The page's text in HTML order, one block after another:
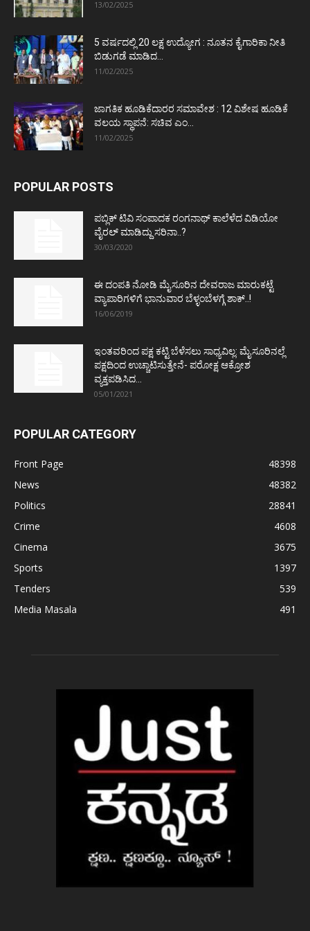
13/02/2025
5 ವರ್ಷದಲ್ಲಿ 20 ಲಕ್ಷ ಉದ್ಯೋಗ : ನೂತನ ಕೈಗಾರಿಕಾ ನೀತಿ
ಬಿಡುಗಡೆ ಮಾಡಿದ...
11/02/2025
ಜಾಗತಿಕ ಹೂಡಿಕೆದಾರರ ಸಮಾವೇಶ : 12 ವಿಶೇಷ ಹೂಡಿಕೆ
ವಲಯ ಸ್ಥಾಪನೆ: ಸಚಿವ ಎಂ...
11/02/2025
POPULAR POSTS
ಪಬ್ಲಿಕ್ ಟಿವಿ ಸಂಪಾದಕ ರಂಗನಾಥ್ ಕಾಲೆಳೆದ ವಿಡಿಯೋ
ವೈರಲ್ ಮಾಡಿದ್ದು ಸರಿನಾ..?
30/03/2020
ಈ ದಂಪತಿ ನೋಡಿ ಮೈಸೂರಿನ ದೇವರಾಜ ಮಾರುಕಟ್ಟೆ
ವ್ಯಾಪಾರಿಗಳಿಗೆ ಭಾನುವಾರ ಬೆಳ್ಳಂಬೆಳಗ್ಗೆ ಶಾಕ್..!
16/06/2019
ಇಂತವರಿಂದ ಪಕ್ಷ ಕಟ್ಟಿ ಬೆಳೆಸಲು ಸಾಧ್ಯವಿಲ್ಲ: ಮೈಸೂರಿನಲ್ಲೆ
ಪಕ್ಷದಿಂದ ಉಚ್ಚಾಟಿಸುತ್ತೇನೆ- ಪರೋಕ್ಷ ಆಕ್ರೋಶ
ವ್ಯಕ್ತಪಡಿಸಿದ...
05/01/2021
POPULAR CATEGORY
Front Page
48398
News
48382
Politics
28841
Crime
4608
Cinema
3675
Sports
1397
Tenders
539
Media Masala
491